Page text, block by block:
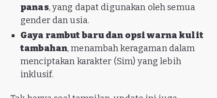
panas, yang dapat digunakan oleh semua
gender dan usia.
Gaya rambut baru dan opsi warna kulit
tambahan, menambah keragaman dalam
menciptakan karakter (Sim) yang lebih
inklusif.